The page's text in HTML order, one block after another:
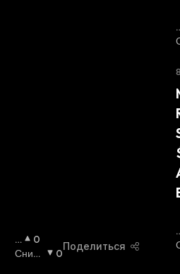
П
О
0
Сниж
0
Поделиться
С
: